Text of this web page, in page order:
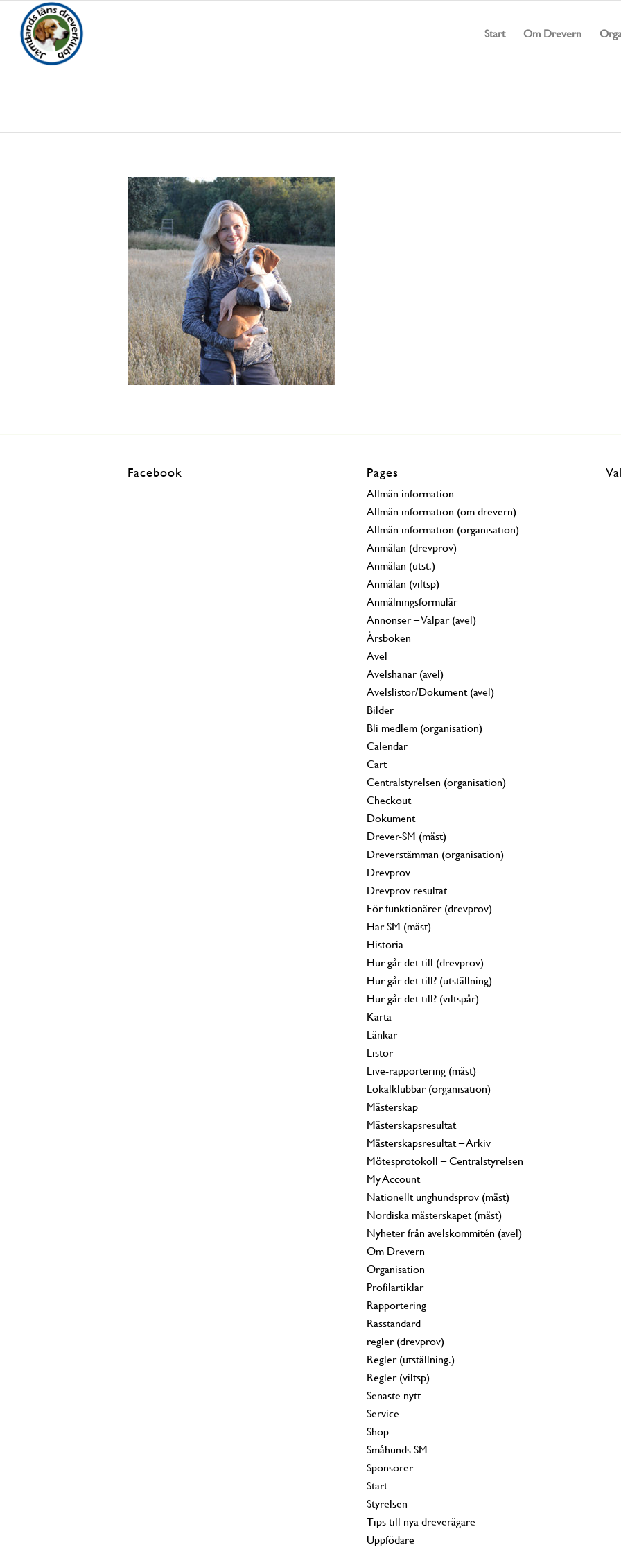
Start Om Drevern
Facebook Pages
Allmän information
Allmän information (om drevern)
Allmän information (organisation)
Anmälan (drevprov)
Anmälan (utst.)
Anmälan (viltsp)
Anmälningsformulär
Annonser – Valpar (avel)
Årsboken
Avel
Avelshanar (avel)
Avelslistor/Dokument (avel)
Bilder
Bli medlem (organisation)
Calendar
Cart
Centralstyrelsen (organisation)
Checkout
Dokument
Drever-SM (mäst)
Dreverstämman (organisation)
Drevprov
Drevprov resultat
För funktionärer (drevprov)
Har-SM (mäst)
Historia
Hur går det till (drevprov)
Hur går det till? (utställning)
Hur går det till? (viltspår)
Karta
Länkar
Listor
Live-rapportering (mäst)
Lokalklubbar (organisation)
Mästerskap
Mästerskapsresultat
Mästerskapsresultat – Arkiv
Mötesprotokoll – Centralstyrelsen
My Account
Nationellt unghundsprov (mäst)
Nordiska mästerskapet (mäst)
Nyheter från avelskommitén (avel)
Om Drevern
Organisation
Profilartiklar
Rapportering
Rasstandard
regler (drevprov)
Regler (utställning.)
Regler (viltsp)
Senaste nytt
Service
Shop
Småhunds SM
Sponsorer
Start
Styrelsen
Tips till nya dreverägare
Uppfödare